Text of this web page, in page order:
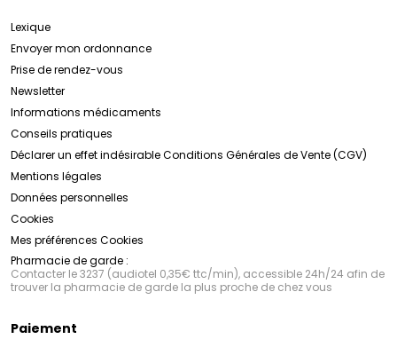
Lexique
Envoyer mon ordonnance
Prise de rendez-vous
Newsletter
Informations médicaments
Conseils pratiques
Déclarer un effet indésirableConditions Générales de Vente (CGV)
Mentions légales
Données personnelles
Cookies
Mes préférences Cookies
Pharmacie de garde :
Contacter le 3237 (audiotel 0,35€ ttc/min), accessible 24h/24 afin de
trouver la pharmacie de garde la plus proche de chez vous
Paiement